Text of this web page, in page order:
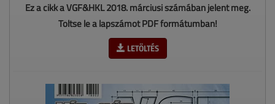
Ez a cikk a VGF&HKL 2018. márciusi számában jelent meg.
Töltse le a lapszámot PDF formátumban!
LETÖLTÉS